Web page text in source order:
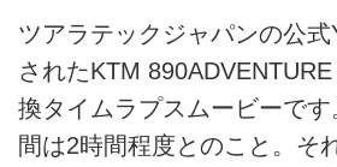
ツアラテックジャパンの公
されたKTM
換タイムラプスムービーで
間は2時間程度とのこと。そ